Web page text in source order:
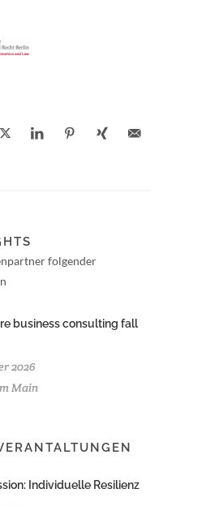
folgender
business consulting fall
2026
Main
Individuelle Resilienz